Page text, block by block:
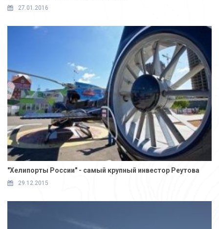
27.01.2016
"Хелипорты России" - самый крупный инвестор Реутова
29.12.2015